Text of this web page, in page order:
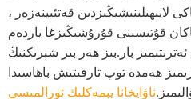
قەتئىينەزەر ،
قۇتىسىنى قۇرۇشىڭىزغا ياردەم
بار.بىز ھەر بىر شېرىكنىڭ
ھەمدە توپ تارقىتىش باھاسىدا
ناۋايخانا يېمەكلىك ئورالمىسى